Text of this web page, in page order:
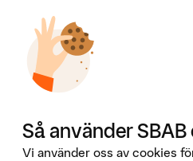
Jobba hos oss
Investor Relations
Omvärld & analyser
Våra tjänster
Booli
Så använder
Vi använder oss av cookies